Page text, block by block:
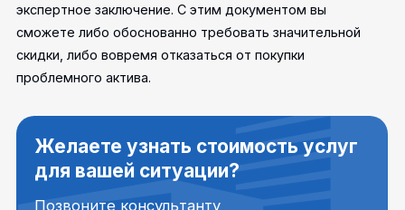
экспертное заключение. С этим документом вы
сможете либо обоснованно требовать значительной
скидки, либо вовремя отказаться от покупки
проблемного актива.
Желаете узнать стоимость услуг
для вашей ситуации?
Позвоните консультанту